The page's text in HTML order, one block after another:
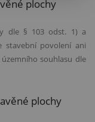
é plochy
dle § 103 odst. 1) a
stavební povolení ani
souhlasu dle
é plochy